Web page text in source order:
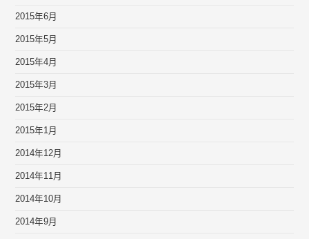
2015年6月
2015年5月
2015年4月
2015年3月
2015年2月
2015年1月
2014年12月
2014年11月
2014年10月
2014年9月